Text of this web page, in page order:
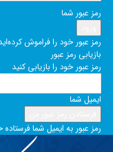
رمز عبور شما
رمز عبور خود را فراموش
بازیابی رمز عبور
رمز عبور خود را بازیابی کنید
ایمیل شما
رمز عبور به ایمیل شما